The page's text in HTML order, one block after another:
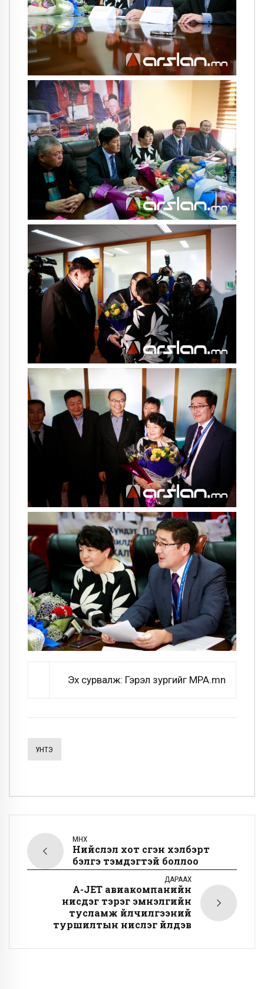
Эх сурвалж: Гэрэл зургийг MPA.mn
УНТЭ
ӨМНӨХ
Нийслэл хот үсгэн хэлбэрт
бэлгэ тэмдэгтэй боллоо
ДАРААХ
А-JET авиакомпанийн
нисдэг тэрэг эмнэлгийн
тусламж үйлчилгээний
туршилтын нислэг үйлдэв